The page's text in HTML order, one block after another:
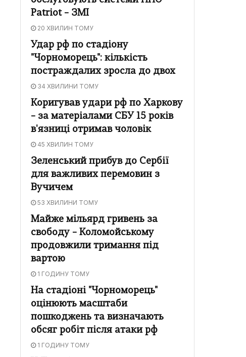
Patriot – ЗМІ
20 ХВИЛИН ТОМУ
Удар рф по стадіону
"Чорноморець": кількість
постраждалих зросла до двох
34 ХВИЛИНИ ТОМУ
Коригував удари рф по Харкову
– за матеріалами СБУ 15 років
в'язниці отримав чоловік
45 ХВИЛИН ТОМУ
Зеленський прибув до Сербії
для важливих перемовин з
Вучичем
53 ХВИЛИНИ ТОМУ
Майже мільярд гривень за
свободу – Коломойському
продовжили тримання під
вартою
1 ГОДИНУ ТОМУ
На стадіоні "Чорноморець"
оцінюють масштаби
пошкоджень та визначають
обсяг робіт після атаки рф
1 ГОДИНУ ТОМУ